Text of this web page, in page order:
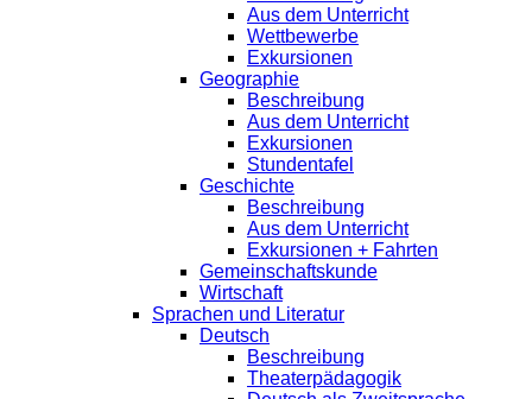
Aus dem Unterricht
Wettbewerbe
Exkursionen
Geographie
Beschreibung
Aus dem Unterricht
Exkursionen
Stundentafel
Geschichte
Beschreibung
Aus dem Unterricht
Exkursionen + Fahrten
Gemeinschaftskunde
Wirtschaft
Sprachen und Literatur
Deutsch
Beschreibung
Theaterpädagogik